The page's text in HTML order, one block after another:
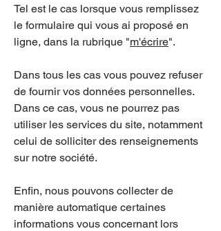
Tel est le cas lorsque vous remplissez
le formulaire qui vous ai proposé en
ligne, dans la rubrique "m'écrire".
Dans tous les cas vous pouvez refuser
de fournir vos données personnelles.
Dans ce cas, vous ne pourrez pas
utiliser les services du site, notamment
celui de solliciter des renseignements
sur notre société.
Enfin, nous pouvons collecter de
manière automatique certaines
informations vous concernant lors